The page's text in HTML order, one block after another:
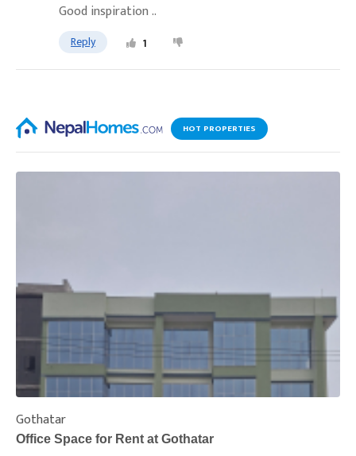
Good inspiration ..
Reply 1
HOT PROPERTIES
Gothatar
Office Space for Rent at Gothatar